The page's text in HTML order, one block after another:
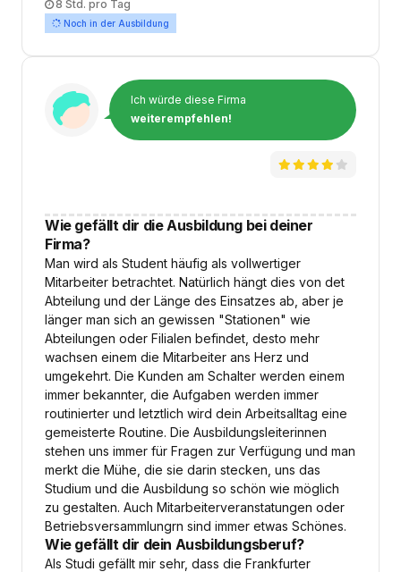
Arbeitszeit
8 Std. pro Tag
Noch in der Ausbildung
Ich würde diese Firma
weiterempfehlen!
Wie gefällt dir die Ausbildung bei deiner
Firma?
Man wird als Student häufig als vollwertiger
Mitarbeiter betrachtet. Natürlich hängt dies von det
Abteilung und der Länge des Einsatzes ab, aber je
länger man sich an gewissen "Stationen" wie
Abteilungen oder Filialen befindet, desto mehr
wachsen einem die Mitarbeiter ans Herz und
umgekehrt. Die Kunden am Schalter werden einem
immer bekannter, die Aufgaben werden immer
routinierter und letztlich wird dein Arbeitsalltag eine
gemeisterte Routine. Die Ausbildungsleiterinnen
stehen uns immer für Fragen zur Verfügung und man
merkt die Mühe, die sie darin stecken, uns das
Studium und die Ausbildung so schön wie möglich
zu gestalten. Auch Mitarbeiterveranstatungen oder
Betriebsversammlungrn sind immer etwas Schönes.
Wie gefällt dir dein Ausbildungsberuf?
Als Studi gefällt mir sehr, dass die Frankfurter